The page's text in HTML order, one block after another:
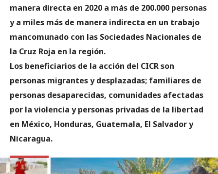
manera directa en 2020 a más de 200.000 personas
y a miles más de manera indirecta en un trabajo
mancomunado con las Sociedades Nacionales de
la Cruz Roja en la región.
Los beneficiarios de la acción del CICR son
personas migrantes y desplazadas; familiares de
personas desaparecidas, comunidades afectadas
por la violencia y personas privadas de la libertad
en México, Honduras, Guatemala, El Salvador y
Nicaragua.